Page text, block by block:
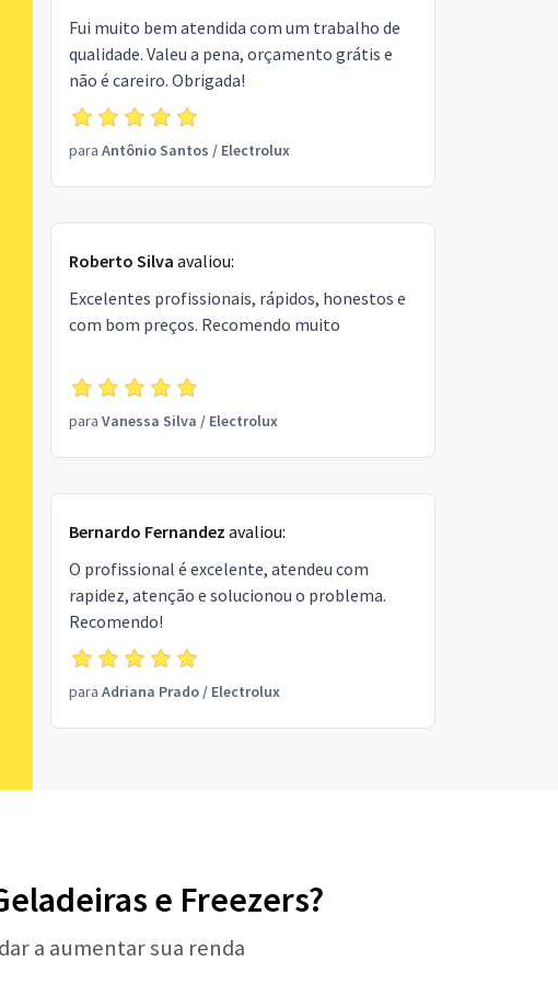
Fui muito bem atendida com um trabalho de
qualidade. Valeu a pena, orçamento grátis e
não é careiro. Obrigada!
para Antônio Santos / Electrolux
Roberto Silva avaliou:
Excelentes profissionais, rápidos, honestos e
com bom preços. Recomendo muito
para Vanessa Silva / Electrolux
Bernardo Fernandez avaliou:
O profissional é excelente, atendeu com
rapidez, atenção e solucionou o problema.
Recomendo!
para Adriana Prado/ Electrolux
e Freezers?
a aumentar sua renda